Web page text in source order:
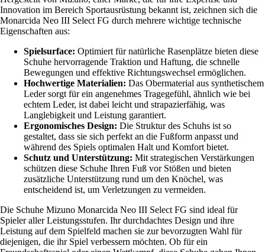
Innovation im Bereich Sportausrüstung bekannt ist, zeichnen sich die
Monarcida Neo III Select FG durch mehrere wichtige technische
Eigenschaften aus:
Spielsurface: Optimiert für natürliche Rasenplätze bieten diese
Schuhe hervorragende Traktion und Haftung, die schnelle
Bewegungen und effektive Richtungswechsel ermöglichen.
Hochwertige Materialien: Das Obermaterial aus synthetischem
Leder sorgt für ein angenehmes Tragegefühl, ähnlich wie bei
echtem Leder, ist dabei leicht und strapazierfähig, was
Langlebigkeit und Leistung garantiert.
Ergonomisches Design: Die Struktur des Schuhs ist so
gestaltet, dass sie sich perfekt an die Fußform anpasst und
während des Spiels optimalen Halt und Komfort bietet.
Schutz und Unterstützung: Mit strategischen Verstärkungen
schützen diese Schuhe Ihren Fuß vor Stößen und bieten
zusätzliche Unterstützung rund um den Knöchel, was
entscheidend ist, um Verletzungen zu vermeiden.
Die Schuhe Mizuno Monarcida Neo III Select FG sind ideal für
Spieler aller Leistungsstufen. Ihr durchdachtes Design und ihre
Leistung auf dem Spielfeld machen sie zur bevorzugten Wahl für
diejenigen, die ihr Spiel verbessern möchten. Ob für ein